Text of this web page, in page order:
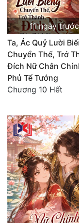
11 ngày trước
Ta, Ác Quỷ Lười
Chuyển Thế, Trở
Đích Nữ Chân
Phủ Tể Tướng
Chương 10 Hết